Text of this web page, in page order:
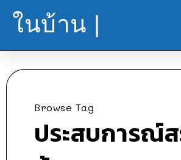
ในบ้าน |
Browse Tag
ประสบการณ์